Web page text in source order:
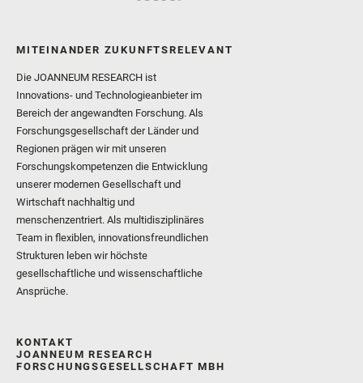
MITEINANDER ZUKUNFTSRELEVANT
Die JOANNEUM RESEARCH ist
Innovations- und Technologieanbieter im
Bereich der angewandten Forschung. Als
Forschungsgesellschaft der Länder und
Regionen prägen wir mit unseren
Forschungskompetenzen die Entwicklung
unserer modernen Gesellschaft und
Wirtschaft nachhaltig und
menschenzentriert. Als multidisziplinäres
Team in flexiblen, innovationsfreundlichen
Strukturen leben wir höchste
gesellschaftliche und wissenschaftliche
Ansprüche.
KONTAKT
JOANNEUM RESEARCH
FORSCHUNGSGESELLSCHAFT MBH